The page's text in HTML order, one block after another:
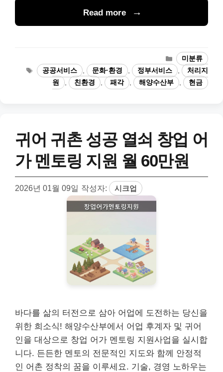
Read more
카
테
고
리
미분류
태
그
공공서비스 , 문화·환경 , 정부서비스 ,
처리지
원
, 친환경 , 패각 , 해양수산부 , 현금
귀어 귀촌 성공 열쇠 창업 어
가 멘토링 지원 월 60만원
2026년 01월 09일 작성자: 시크업
바다를 삶의 터전으로 삼아 어업에 도전하는 당신을
위한 희소식! 해양수산부에서 어업 후계자 및 귀어
인을 대상으로 창업 어가 멘토링 지원사업을 실시합
니다. 든든한 멘토의 전문적인 지도와 함께 안정적
인 어촌 정착의 꿈을 이루세요. 기술, 경영 노하우는